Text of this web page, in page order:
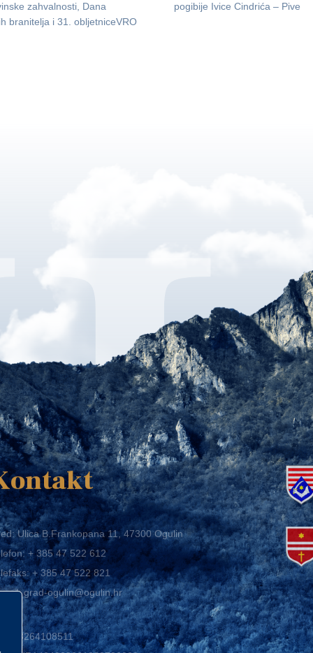
zahvalnosti, Dana
branitelja i 31. obljetniceVRO
pogibije Ivice Cindrića – Pive
Ulica B.Frankopana 11, 47300 Ogulin
+ 385 47 522 612
+ 385 47 522 821
grad-ogulin@ogulin.hr
58264108511
HR1424020061829700009